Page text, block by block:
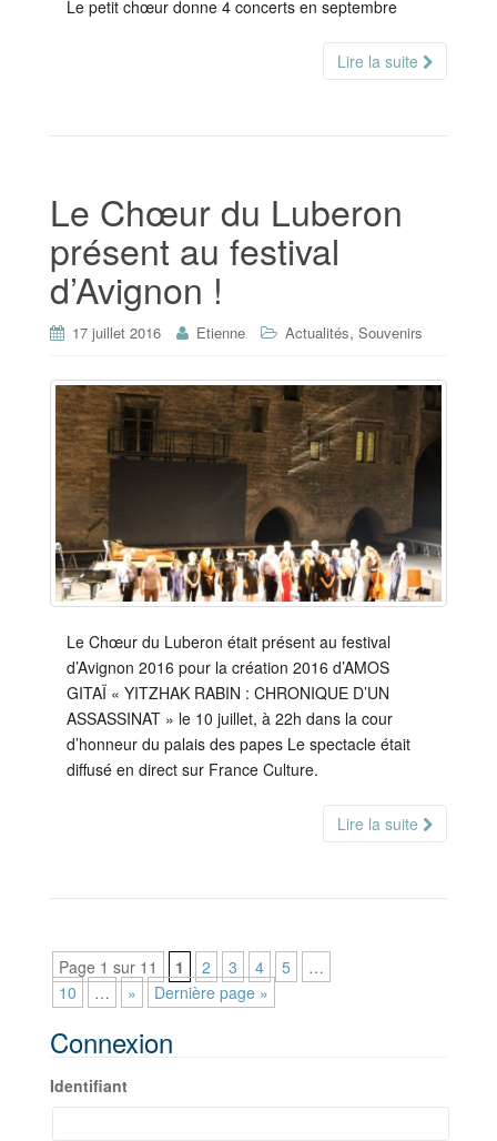
Le petit chœur donne 4 concerts en septembre
Lire la suite
Le Chœur du Luberon
présent au festival
d’Avignon !
17 juillet 2016 Etienne Actualités, Souvenirs
Le Chœur du Luberon était présent au festival
d’Avignon 2016 pour la création 2016 d’AMOS
GITAÏ « YITZHAK RABIN : CHRONIQUE D’UN
ASSASSINAT » le 10 juillet, à 22h dans la cour
d’honneur du palais des papes Le spectacle était
diffusé en direct sur France Culture.
Lire la suite
Page 1 sur 11 1 2 3 4 5
…
10
… » Dernière page »
Connexion
Identifiant